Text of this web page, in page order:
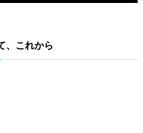
、これから